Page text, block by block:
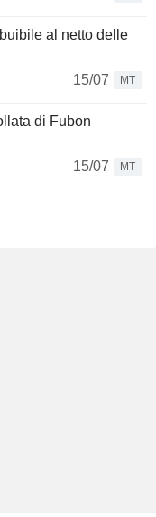
al netto delle
15/07
MT
di Fubon
15/07
MT